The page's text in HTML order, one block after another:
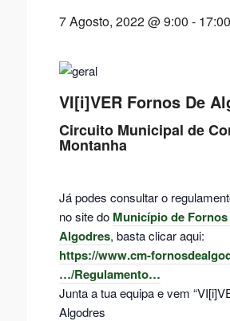
7 Agosto, 2022 @ 9:00 - 17:00
VI[i]VER Fornos De
Circuito Municipal de
Montanha
Já podes consultar o
no site do Município de Fornos
Algodres, basta clicar aqui:
https://www.cm-
…/Regulamento…
Junta a tua equipa e vem
Algodres